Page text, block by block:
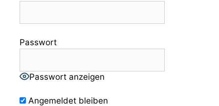
Passwort
Passwort anzeigen
Angemeldet bleiben